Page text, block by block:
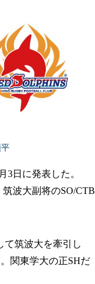
日に発表した。
波大副将のSO/CTB
筑波大を牽引し
関東学大の正SHだ